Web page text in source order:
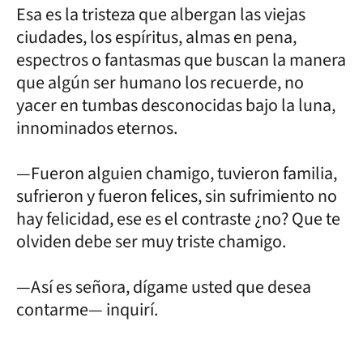
Esa es la tristeza que albergan las viejas
ciudades, los espíritus, almas en pena,
espectros o fantasmas que buscan la manera
que algún ser humano los recuerde, no
yacer en tumbas desconocidas bajo la luna,
innominados eternos.
—Fueron alguien chamigo, tuvieron familia,
sufrieron y fueron felices, sin sufrimiento no
hay felicidad, ese es el contraste ¿no? Que te
olviden debe ser muy triste chamigo.
—Así es señora, dígame usted que desea
contarme— inquirí.